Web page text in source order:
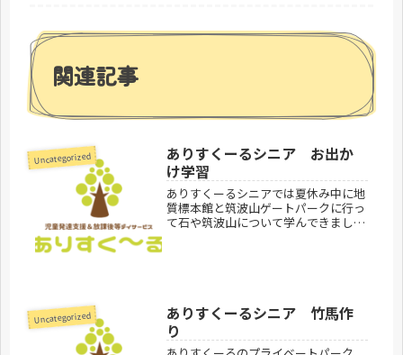
関連記事
Uncategorized
ありすくーるシニア お出か
け学習
ありすくーるシニアでは夏休み中に地
質標本館と筑波山ゲートパークに行っ
て石や筑波山について学んできました
Uncategorized
ありすくーるシニア 竹馬作
り